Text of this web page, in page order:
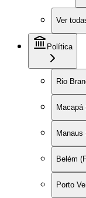
Ver
Política
Rio
Macapá
Manaus
Belém
Porto